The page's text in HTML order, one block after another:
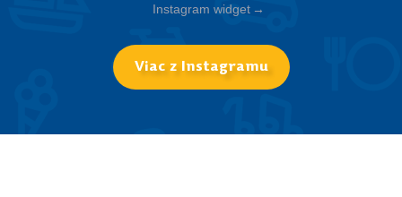
Instagram widget →
Viac z Instagramu